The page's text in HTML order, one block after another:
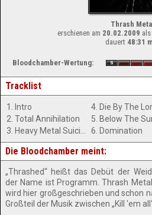
Thrash Metal
erschienen am 20.02.2009 als
dauert 48:31
Bloodchamber-Wertung:
Tracklist
1. Intro
2. Total Annihilation
4. Die By The
5. Below The
6. Domination
Die Bloodchamber meint:
„Thrashed“ heißt das Debüt der
der Name ist Programm. Thrash
wird hier großgeschrieben und schon
Großteil der Musik zwischen „Kill 'em